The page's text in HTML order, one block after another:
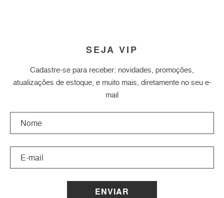
SEJA VIP
Cadastre-se para receber: novidades, promoções,
atualizações de estoque, e muito mais, diretamente no seu e-
mail
ENVIAR